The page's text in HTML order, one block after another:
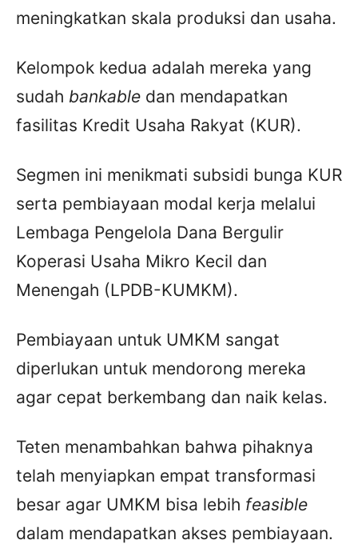
meningkatkan skala produksi dan usaha.
Kelompok kedua adalah mereka yang
sudah bankable dan mendapatkan
fasilitas Kredit Usaha Rakyat (KUR).
Segmen ini menikmati subsidi bunga KUR
serta pembiayaan modal kerja melalui
Lembaga Pengelola Dana Bergulir
Koperasi Usaha Mikro Kecil dan
Menengah (LPDB-KUMKM).
Pembiayaan untuk UMKM sangat
diperlukan untuk mendorong mereka
agar cepat berkembang dan naik kelas.
Teten menambahkan bahwa pihaknya
telah menyiapkan empat transformasi
besar agar UMKM bisa lebih feasible
dalam mendapatkan akses pembiayaan.